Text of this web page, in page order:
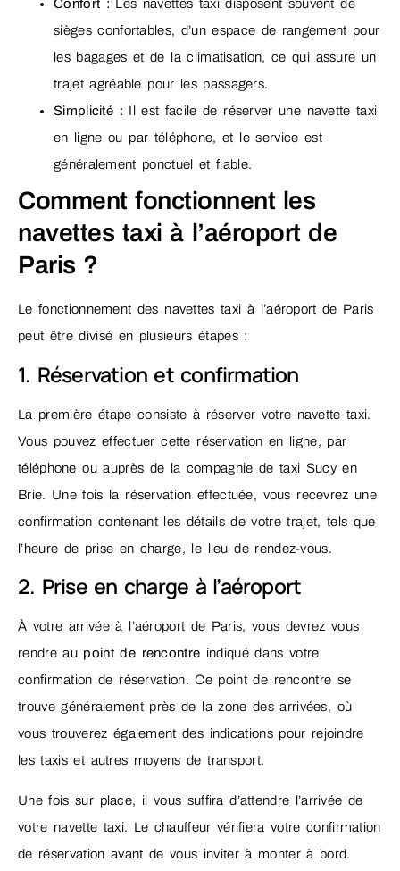
Confort : Les navettes taxi disposent souvent de
sièges confortables, d’un espace de rangement pour
les bagages et de la climatisation, ce qui assure un
trajet agréable pour les passagers.
Simplicité : Il est facile de réserver une navette taxi
en ligne ou par téléphone, et le service est
généralement ponctuel et fiable.
Comment fonctionnent les
navettes taxi à l’aéroport de
Paris ?
Le fonctionnement des navettes taxi à l’aéroport de Paris
peut être divisé en plusieurs étapes :
1. Réservation et confirmation
La première étape consiste à réserver votre navette taxi.
Vous pouvez effectuer cette réservation en ligne, par
téléphone ou auprès de la compagnie de taxi Sucy en
Brie. Une fois la réservation effectuée, vous recevrez une
confirmation contenant les détails de votre trajet, tels que
l’heure de prise en charge, le lieu de rendez-vous.
2. Prise en charge à l’aéroport
À votre arrivée à l’aéroport de Paris, vous devrez vous
rendre au point de rencontre indiqué dans votre
confirmation de réservation. Ce point de rencontre se
trouve généralement près de la zone des arrivées, où
vous trouverez également des indications pour rejoindre
les taxis et autres moyens de transport.
Une fois sur place, il vous suffira d’attendre l’arrivée de
votre navette taxi. Le chauffeur vérifiera votre confirmation
de réservation avant de vous inviter à monter à bord.